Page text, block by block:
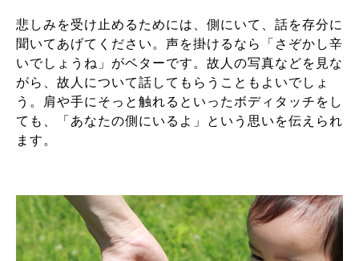
悲しみを受け止めるためには、側にいて、話を存分に
聞いてあげてください。声を掛けるなら「さぞかし辛
いでしょうね」がベターです。故人の写真などを見な
がら、故人について話してもらうこともよいでしょ
う。肩や手にそっと触れるといったボディタッチをし
ても、「あなたの側にいるよ」という思いを伝えられ
ます。